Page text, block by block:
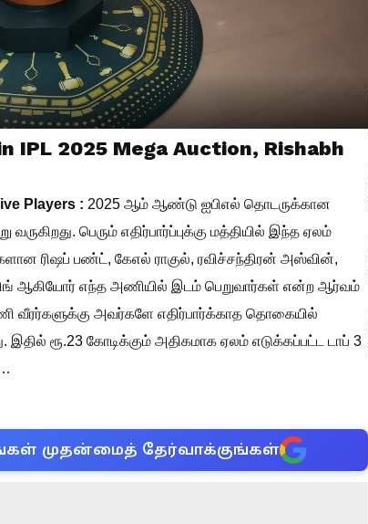
IPL 2025 Mega Auction, Rishabh
Players : 2025 ஆம் ஆண்டு ஐபிஎல் தொடருக்கான
பெரும் எதிர்பார்ப்புக்கு மத்தியில் இந்த ஏலம்
ரிஷப் பண்ட், கேஎல் ராகுல், ரவிச்சந்திரன் அஸ்வின்,
ஆகியோர் எந்த அணியில் இடம் பெறுவார்கள் என்ற ஆர்வம்
வீரர்களுக்கு அவர்களே எதிர்பார்க்காத தொகையில்
ரூ.23 கோடிக்கும் அதிகமாக ஏலம் எடுக்கப்பட்ட டாப் 3
முதன்மைத் தேர்வாக்குங்கள்